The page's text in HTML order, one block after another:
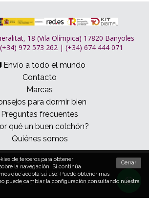
18 (Vila Olímpica) 17820 Banyoles
(+34) 972 573 262 | (+34) 674 444 071
Envío a todo el mundo
Contacto
Marcas
para dormir bien
Preguntas frecuentes
qué un buen colchón?
Quiénes somos
© 2026 Dormitum
de Compra
Política de cookies
Aviso legal y política de privacidad
Cerrar
de terceros para obtener
la navegación. Si continúa
que acepta su uso. Puede obtener más
puede cambiar la configuración consultando nuestra